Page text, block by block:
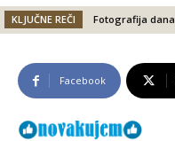
KLJUČNE REČI Fotografija dana
Facebook